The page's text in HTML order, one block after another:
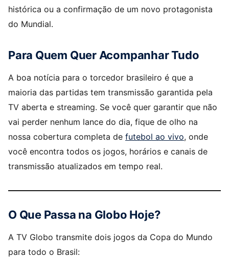
histórica ou a confirmação de um novo protagonista
do Mundial.
Para Quem Quer Acompanhar Tudo
A boa notícia para o torcedor brasileiro é que a
maioria das partidas tem transmissão garantida pela
TV aberta e streaming. Se você quer garantir que não
vai perder nenhum lance do dia, fique de olho na
nossa cobertura completa de futebol ao vivo, onde
você encontra todos os jogos, horários e canais de
transmissão atualizados em tempo real.
O Que Passa na Globo Hoje?
A TV Globo transmite dois jogos da Copa do Mundo
para todo o Brasil: